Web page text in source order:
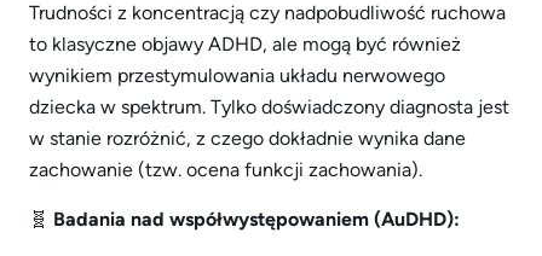
Trudności z koncentracją czy nadpobudliwość ruchowa
to klasyczne objawy ADHD, ale mogą być również
wynikiem przestymulowania układu nerwowego
dziecka w spektrum. Tylko doświadczony diagnosta jest
w stanie rozróżnić, z czego dokładnie wynika dane
zachowanie (tzw. ocena funkcji zachowania).
🧬 Badania nad współwystępowaniem (AuDHD):